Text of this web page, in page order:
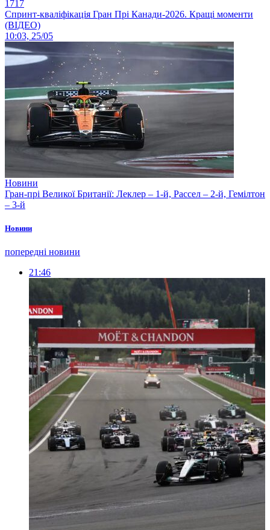
1717
Спринт-кваліфікація Гран Прі Канади-2026. Кращі моменти
(ВІДЕО)
10:03, 25/05
Новини
Гран-прі Великої Британії: Леклер – 1-й, Рассел – 2-й, Гемілтон
– 3-й
Новини
попередні новини
21:46